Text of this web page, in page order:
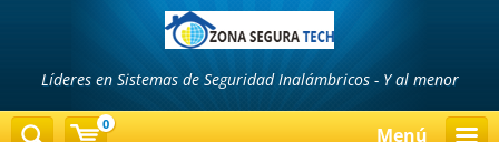
Líderes en Sistemas de Seguridad Inalámbricos - Y al menor
Menú
0